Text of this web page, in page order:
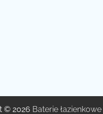
© 2026 Baterie łazienkowe